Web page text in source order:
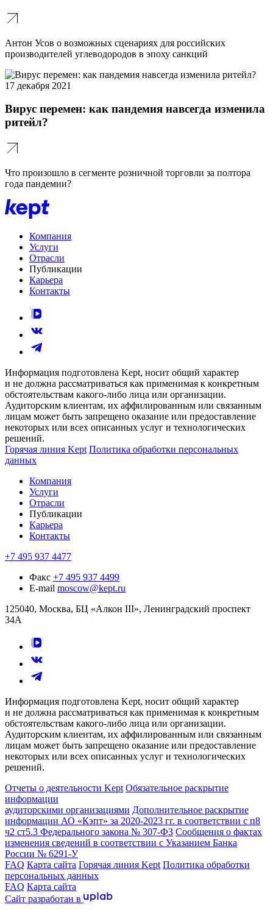
Антон Усов о возможных сценариях для российских
производителей углеводородов в эпоху санкций
17 декабря 2021
Вирус перемен: как пандемия навсегда изменила
ритейл?
Что произошло в сегменте розничной торговли за полтора
года пандемии?
Компания
Услуги
Отрасли
Публикации
Карьера
Контакты
Информация подготовлена Kept, носит общий характер
и не должна рассматриваться как применимая к конкретным
обстоятельствам какого-либо лица или организации.
Аудиторским клиентам, их аффилированным или связанным
лицам может быть запрещено оказание или предоставление
некоторых или всех описанных услуг и технологических
решений.
Горячая линия Kept Политика обработки персональных
данных
Компания
Услуги
Отрасли
Публикации
Карьера
Контакты
+7 495 937 4477
Факс +7 495 937 4499
E-mail moscow@kept.ru
125040, Москва, БЦ «Алкон III», Ленинградский проспект
34А
Информация подготовлена Kept, носит общий характер
и не должна рассматриваться как применимая к конкретным
обстоятельствам какого-либо лица или организации.
Аудиторским клиентам, их аффилированным или связанным
лицам может быть запрещено оказание или предоставление
некоторых или всех описанных услуг и технологических
решений.
Отчеты о деятельности Kept Обязательное раскрытие
информации
аудиторскими организациями Дополнительное раскрытие
информации АО «Кэпт» за 2020-2023 гг. в соответствии с п8
ч2 ст5.3 Федерального закона № 307-ФЗ Сообщения о фактах
изменения сведений в соответствии с Указанием Банка
России № 6291-У
FAQ Карта сайта Горячая линия Kept Политика обработки
персональных данных
FAQ Карта сайта
Сайт разработан в